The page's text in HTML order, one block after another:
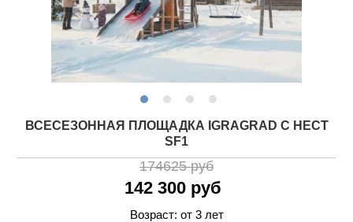
ВСЕСЕЗОННАЯ ПЛОЩАДКА IGRAGRAD С НЕСТ
SF1
174625 руб
142 300 руб
Возраст: от 3 лет